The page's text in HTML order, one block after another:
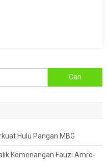
untuk:
Hulu Pangan MBG
Kemenangan Fauzi Amro-